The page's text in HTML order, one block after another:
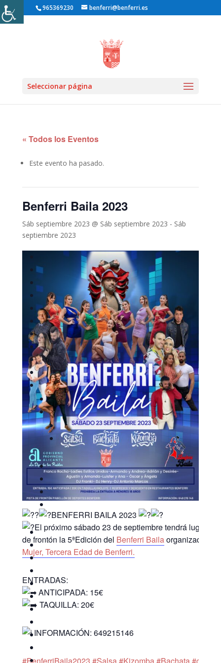
965369230 benferri@benferri.es
Seleccionar página
Inicio1»Eventos»
« Todos los Eventos
Este evento ha pasado.
Benferri Baila 2023
Sáb septiembre 2023 @ Sáb septiembre 2023 - Sáb
septiembre 2023
BENFERRI BAILA 2023
El próximo sábado 23 de septiembre tendrá lugar
de frontón la 5ªEdición del Benferri Bailaorganizado
Mujer, Tercera Edad de Benferri.
ENTRADAS:
ANTICIPADA: 15€
TAQUILLA: 20€
INFORMACIÓN: 649215146